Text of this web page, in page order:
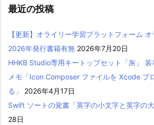
最近の投稿
【更新】オライリー学習プラットフォーム
2026年発行書籍有無 2026年7月20日
HHKB Studio専用キートップセット「灰」 装
メモ「Icon Composer ファイルを Xcode プ
る」
2026年4月17日
Swift ソートの覚書「英字の小文字と英字の大
28日